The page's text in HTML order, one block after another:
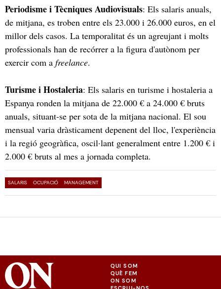
Periodisme i Tècniques Audiovisuals: Els salaris anuals,
de mitjana, es troben entre els 23.000 i 26.000 euros, en el
millor dels casos. La temporalitat és un agreujant i molts
professionals han de recórrer a la figura d'autònom per
exercir com a freelance.
Turisme i Hostaleria: Els salaris en turisme i hostaleria a
Espanya ronden la mitjana de 22.000 € a 24.000 € bruts
anuals, situant-se per sota de la mitjana nacional. El sou
mensual varia dràsticament depenent del lloc, l'experiència
i la regió geogràfica, oscil·lant generalment entre 1.200 € i
2.000 € bruts al mes a jornada completa.
SALARIS OCUPACIÓ MANAGEMENT
QUI SOM
QUÈ FEM
ON SOM